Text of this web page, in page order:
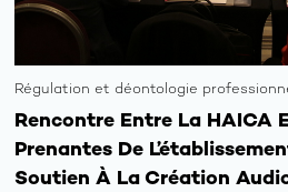
Régulation et déontologie
Rencontre Entre La HAICA
Prenantes De
Soutien À La Création